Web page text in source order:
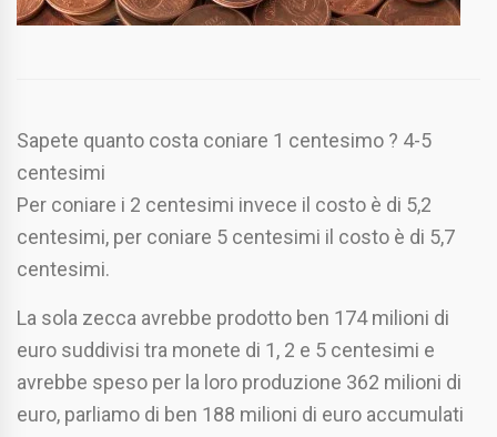
Sapete quanto costa coniare 1 centesimo ? 4-5
centesimi
Per coniare i 2 centesimi invece il costo è di 5,2
centesimi, per coniare 5 centesimi il costo è di 5,7
centesimi.
La sola zecca avrebbe prodotto ben 174 milioni di
euro suddivisi tra monete di 1, 2 e 5 centesimi e
avrebbe speso per la loro produzione 362 milioni di
euro, parliamo di ben 188 milioni di euro accumulati